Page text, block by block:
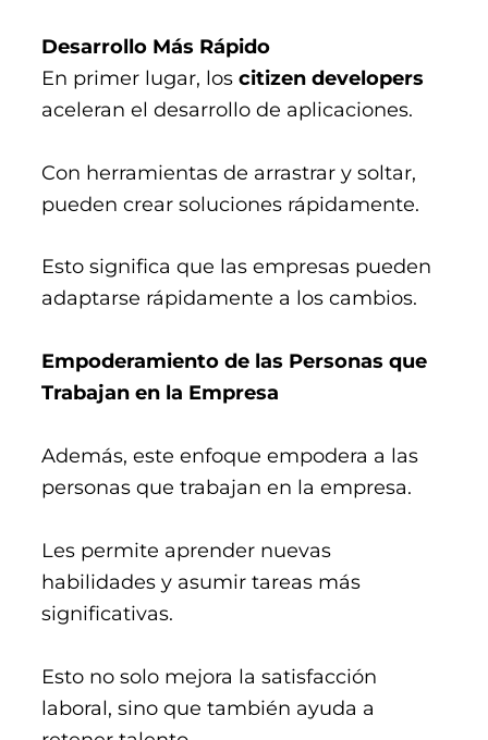
Desarrollo Más Rápido
En primer lugar, los citizen developers
aceleran el desarrollo de aplicaciones.
Con herramientas de arrastrar y soltar,
pueden crear soluciones rápidamente.
Esto significa que las empresas pueden
adaptarse rápidamente a los cambios​​.
Empoderamiento de las Personas que
Trabajan en la Empresa
Además, este enfoque empodera a las
personas que trabajan en la empresa.
Les permite aprender nuevas
habilidades y asumir tareas más
significativas.
Esto no solo mejora la satisfacción
laboral, sino que también ayuda a